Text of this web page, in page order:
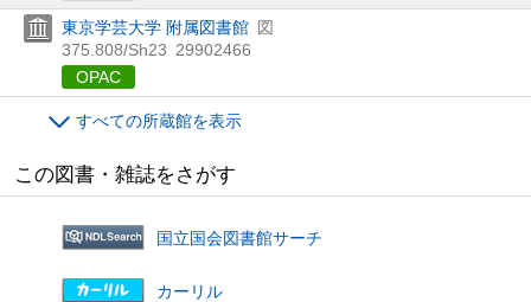
東京学芸大学 附属図書館 図
375.808/Sh23 29902466
OPAC
すべての所蔵館を表示
この図書・雑誌をさがす
国立国会図書館サーチ
カーリル